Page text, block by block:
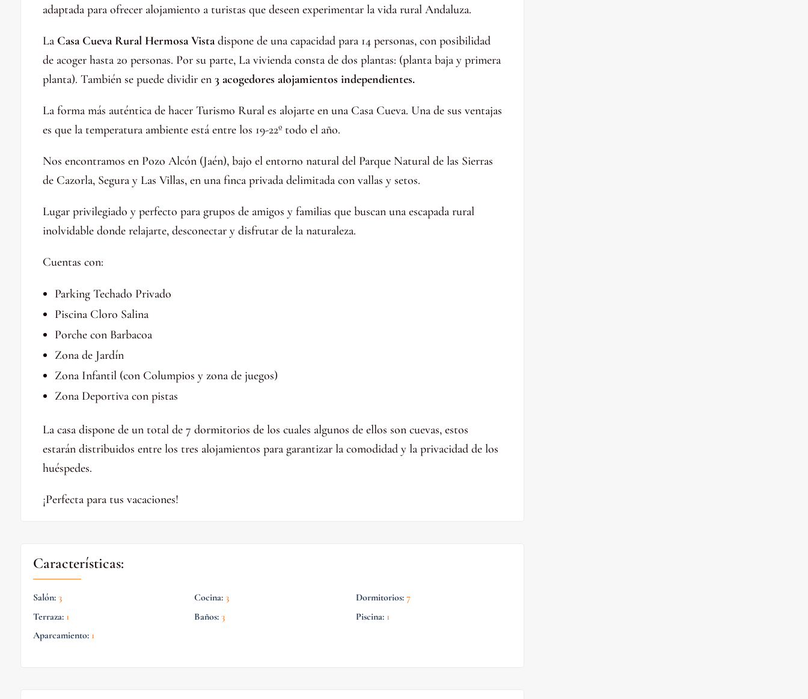
adaptada para ofrecer alojamiento a turistas que deseen experimentar la vida rural Andaluza.
La Casa Cueva Rural Hermosa Vistadispone de una capacidad para 14 personas, con posibilidad
de acoger hasta 20 personas. Por su parte, La vivienda consta de dos plantas: (planta baja y primera
planta). También se puede dividir en 3 acogedores alojamientos independientes.
La forma más auténtica de hacer Turismo Rural es alojarte en una Casa Cueva. Una de sus ventajas
es que la temperatura ambiente está entre los 19-22º todo el año.
Nos encontramos en Pozo Alcón (Jaén), bajo el entorno natural del Parque Natural de las Sierras
de Cazorla, Segura y Las Villas, en una finca privada delimitada con vallas y setos.
Lugar privilegiado y perfecto para grupos de amigos y familias que buscan una escapada rural
inolvidable donde relajarte, desconectar y disfrutar de la naturaleza.
Cuentas con:
Parking Techado Privado
Piscina Cloro Salina
Porche con Barbacoa
Zona de Jardín
Zona Infantil (con Columpios y zona de juegos)
Zona Deportiva con pistas
La casa dispone de un total de 7 dormitorios de los cuales algunos de ellos son cuevas, estos
estarán distribuidos entre los tres alojamientos para garantizar la comodidad y la privacidad de los
huéspedes.
¡Perfecta para tus vacaciones!
Características:
Salón: 3 Cocina:3 Dormitorios:7
Terraza: 1 Baños:3 Piscina: 1
Aparcamiento: 1